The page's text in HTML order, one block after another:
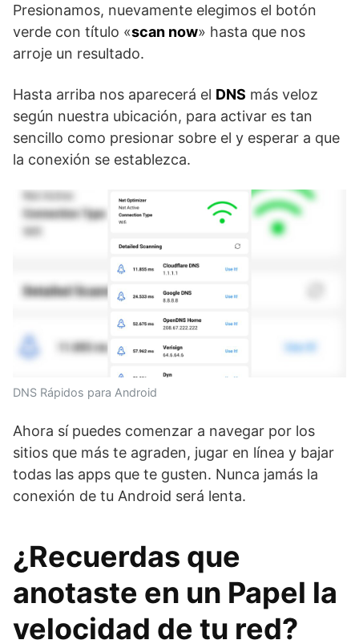
Presionamos, nuevamente elegimos el botón
verde con título «scan now» hasta que nos
arroje un resultado.
Hasta arriba nos aparecerá el DNS más veloz
según nuestra ubicación, para activar es tan
sencillo como presionar sobre el y esperar a que
la conexión se establezca.
DNS Rápidos para Android
Ahora sí puedes comenzar a navegar por los
sitios que más te agraden, jugar en línea y bajar
todas las apps que te gusten. Nunca jamás la
conexión de tu Android será lenta.
¿Recuerdas que
anotaste en un Papel la
velocidad de tu red?